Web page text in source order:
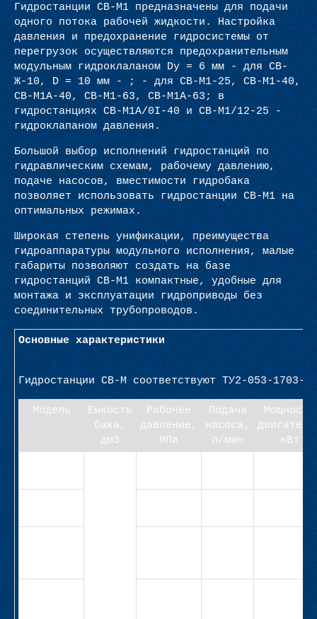
Гидростанции СВ-М1 предназначены для подачи
одного потока рабочей жидкости. Настройка
давления и предохранение гидросистемы от
перегрузок осуществляются предохранительным
модульным гидроклаланом Dy = 6 мм - для СВ-
Ж-10, D = 10 мм - ; - для СВ-М1-25, СВ-М1-40,
СВ-М1A-40, СВ-М1-63, СВ-М1A-63; в
гидростанциях СВ-М1A/0I-40 и СВ-М1/12-25 -
гидроклапаном давления.
Большой выбор исполнений гидростанций по
гидравлическим схемам, рабочему давлению,
подаче насосов, вместимости гидробака
позволяет использовать гидростанции СВ-М1 на
оптимальных режимах.
Широкая степень унификации, преимущества
гидроаппаратуры модульного исполнения, малые
габариты позволяют создать на базе
гидростанций СВ-М1 компактные, удобные для
монтажа и эксплуатации гидроприводы без
соединительных трубопроводов.
Основные характеристики
Гидростанции СВ-М соответствуют ТУ2-053-1703-
Модель
Емкость
бака,
дм3
Рабочее
давление,
МПа
Подача
насоса,
л/мин
Мощность
кВт